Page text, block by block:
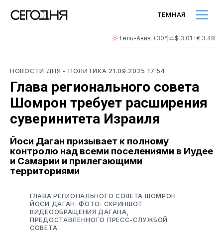
Тель-Авив +30° $ 3.01 · € 3.48
ТЕМНАЯ
НОВОСТИ ДНЯ - ПОЛИТИКА 21.09.2025 17:54
Глава регионального совета
Шомрон требует расширения
суверинитета Израиля
Йоси Даган призывает к полному
контролю над всеми поселениями в Иудее
и Самарии и прилегающими
территориями
ГЛАВА РЕГИОНАЛЬНОГО СОВЕТА ШОМРОН
ЙОСИ ДАГАН. ФОТО: СКРИНШОТ
ВИДЕООБРАЩЕНИЯ ДАГАНА,
ПРЕДОСТАВЛЕННОГО ПРЕСС-СЛУЖБОЙ
СОВЕТА